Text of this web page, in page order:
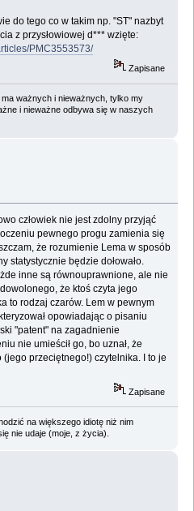
do tego co w takim np. "ST" nazbyt
z przysłowiowej d*** wzięte:
PMC3553573/
Zapisane
ważnych i nieważnych, tylko my
i nieważne odbywa się w naszych
człowiek nie jest zdolny przyjąć
pewnego progu zamienia się
że rozumienie Lema w sposób
statystycznie będzie dołowało.
inne są równouprawnione, ale nie
że ktoś czyta jego
to rodzaj czarów. Lem w pewnym
opowiadając o pisaniu
"patent" na zagadnienie
nie umieścił go, bo uznał, że
przeciętnego!) czytelnika. I to je
Zapisane
na większego idiotę niż nim
nie udaje (moje, z życia).